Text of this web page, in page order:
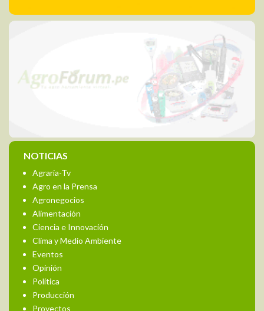
NOTICIAS
Agraria-Tv
Agro en la Prensa
Agronegocios
Alimentación
Ciencia e Innovación
Clima y Medio Ambiente
Eventos
Opinión
Política
Producción
Proyectos